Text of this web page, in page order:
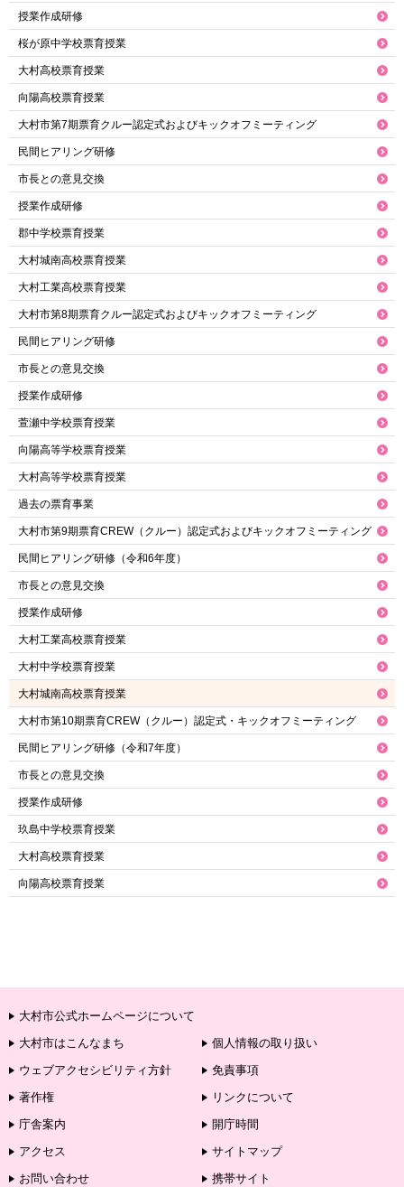
授業作成研修
桜が原中学校票育授業
大村高校票育授業
向陽高校票育授業
大村市第7期票育クルー認定式およびキックオフミーティング
民間ヒアリング研修
市長との意見交換
授業作成研修
郡中学校票育授業
大村城南高校票育授業
大村工業高校票育授業
大村市第8期票育クルー認定式およびキックオフミーティング
民間ヒアリング研修
市長との意見交換
授業作成研修
萱瀬中学校票育授業
向陽高等学校票育授業
大村高等学校票育授業
過去の票育事業
大村市第9期票育CREW（クルー）認定式およびキックオフミーティング
民間ヒアリング研修（令和6年度）
市長との意見交換
授業作成研修
大村工業高校票育授業
大村中学校票育授業
大村城南高校票育授業
大村市第10期票育CREW（クルー）認定式・キックオフミーティング
民間ヒアリング研修（令和7年度）
市長との意見交換
授業作成研修
玖島中学校票育授業
大村高校票育授業
向陽高校票育授業
大村市公式ホームページについて
大村市はこんなまち
個人情報の取り扱い
ウェブアクセシビリティ方針
免責事項
著作権
リンクについて
庁舎案内
開庁時間
アクセス
サイトマップ
お問い合わせ
携帯サイト